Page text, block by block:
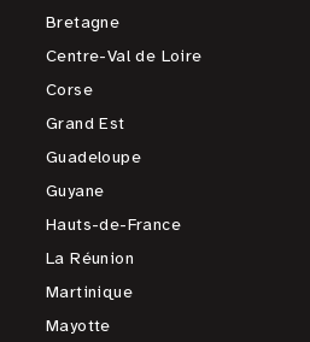
Bretagne
Centre-Val de Loire
Corse
Grand Est
Guadeloupe
Guyane
Hauts-de-France
La Réunion
Martinique
Mayotte